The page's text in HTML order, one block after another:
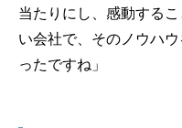
当たりにし、感動する
い会社で、そのノウハ
ったですね」